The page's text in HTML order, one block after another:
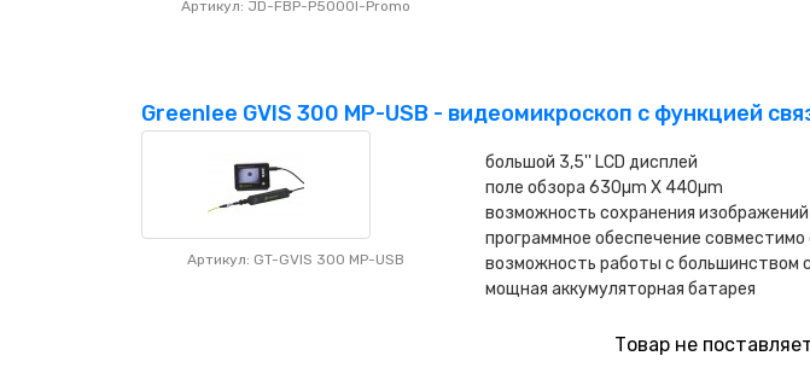
Артикул: JD-FBP-P5000I-Promo
Greenlee GVIS 300 MP-USB - видеомикроскоп с функцией
Артикул: GT-GVIS 300 MP-USB
большой 3,5'' LCD дисплей
поле обзора 630µm X 440µm
возможность сохранения изображений
программное обеспечение
возможность работы с большинством
мощная аккумуляторная батарея
Товар не